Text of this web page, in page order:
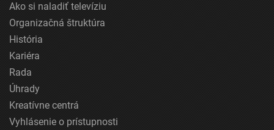
Ako si naladiť televíziu
Organizačná štruktúra
História
Kariéra
Rada
Úhrady
Kreatívne centrá
Vyhlásenie o prístupnosti